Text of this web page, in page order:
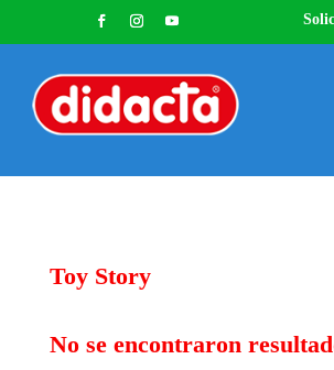
Toy Story
No se encontraron